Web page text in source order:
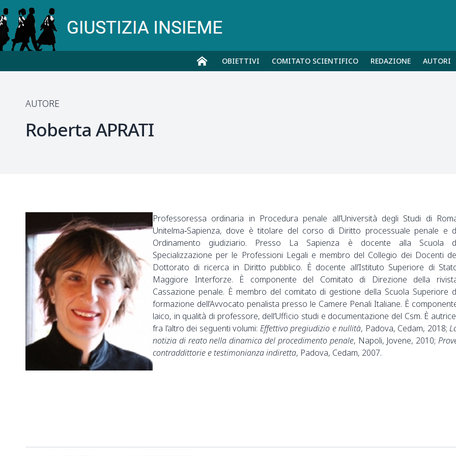
OBIETTIVI COMITATO SCIENTIFICO REDAZIONE AUTORI
AUTORE
Roberta APRATI
Professoressa ordinaria in Procedura penale all’Università degli Studi di
Unitelma‑Sapienza, dove è titolare del corso di Diritto processuale penale e
Ordinamento giudiziario. Presso La Sapienza è docente alla Scuola
Specializzazione per le Professioni Legali e membro del Collegio dei Docenti
Dottorato di ricerca in Diritto pubblico. È docente all’Istituto Superiore di
Maggiore Interforze. È componente del Comitato di Direzione della
Cassazione penale. È membro del comitato di gestione della Scuola Superiore
formazione dell’Avvocato penalista presso le Camere Penali Italiane. È
laico, in qualità di professore, dell’Ufficio studi e documentazione del Csm. È
fra l’altro dei seguenti volumi: Effettivo pregiudizio e nullità, Padova, Cedam, 2018;
notizia di reato nella dinamica del procedimento penale, Napoli, Jovene, 2010;
contraddittorie e testimonianza indiretta, Padova, Cedam, 2007.